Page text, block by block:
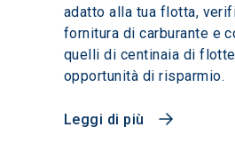
adatto alla tua flotta,
fornitura di carburante e
quelli di centinaia di
opportunità di risparmio.
Leggi di più